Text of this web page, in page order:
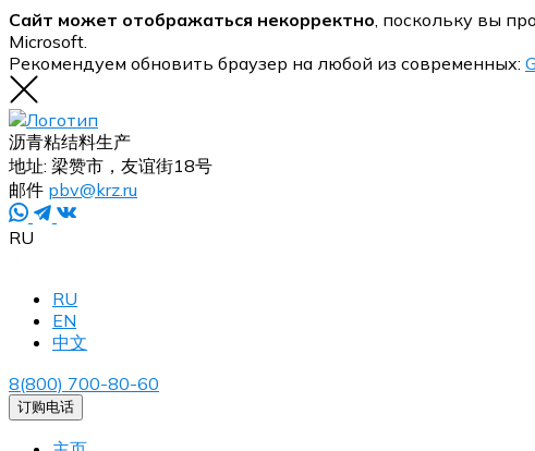
Сайт может отображаться некорректно, поскольку вы
Microsoft.
Рекомендуем обновить браузер на любой из современных:
沥青粘结料生产
地址: 梁赞市，友谊街18号
邮件 pbv@krz.ru
RU
RU
EN
中文
8(800) 700-80-60
订购电话